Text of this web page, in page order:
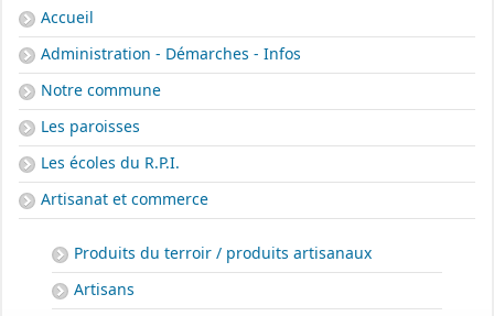
Accueil
Administration - Démarches - Infos
Notre commune
Les paroisses
Les écoles du R.P.I.
Artisanat et commerce
Produits du terroir / produits artisanaux
Artisans